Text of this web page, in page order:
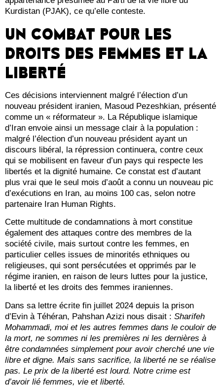
Kurdistan (PJAK), ce qu’elle conteste.
UN COMBAT POUR LES
DROITS DES FEMMES ET LA
LIBERTÉ
Ces décisions interviennent malgré l’élection d’un
nouveau président iranien, Masoud Pezeshkian, présenté
comme un « réformateur ». La République islamique
d’Iran envoie ainsi un message clair à la population :
malgré l’élection d’un nouveau président ayant un
discours libéral, la répression continuera, contre ceux
qui se mobilisent en faveur d’un pays qui respecte les
libertés et la dignité humaine. Ce constat est d’autant
plus vrai que le seul mois d’août a connu un nouveau pic
d’exécutions en Iran, au moins 100 cas, selon notre
partenaire Iran Human Rights.
Cette multitude de condamnations à mort constitue
également des attaques contre des membres de la
société civile, mais surtout contre les femmes, en
particulier celles issues de minorités ethniques ou
religieuses, qui sont persécutées et opprimés par le
régime iranien, en raison de leurs luttes pour la justice,
la liberté et les droits des femmes iraniennes.
Dans sa lettre écrite fin juillet 2024 depuis la prison
d’Evin à Téhéran, Pahshan Azizi nous disait : Sharifeh
Mohammadi, moi et les autres femmes dans le couloir de
la mort, ne sommes ni les premières ni les dernières à
être condamnées simplement pour avoir cherché une vie
libre et digne. Mais sans sacrifice, la liberté ne se réalise
pas. Le prix de la liberté est lourd. Notre crime est
d’avoir lié femmes, vie et liberté.